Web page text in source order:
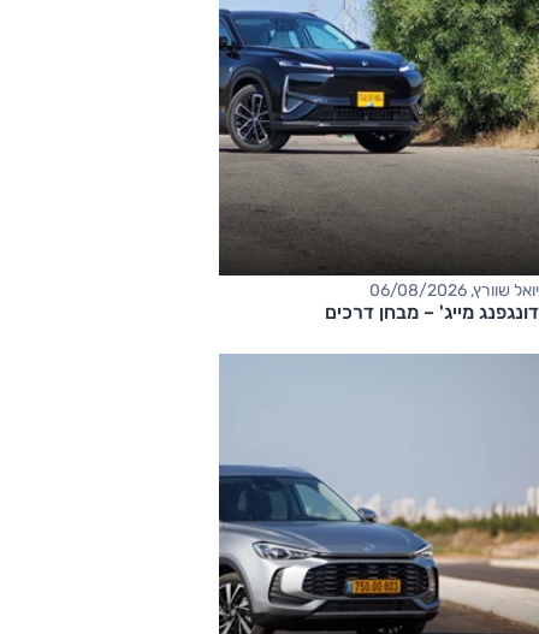
יואל שוורץ, 06/08/2026
דונגפנג מייג' – מבחן דרכים